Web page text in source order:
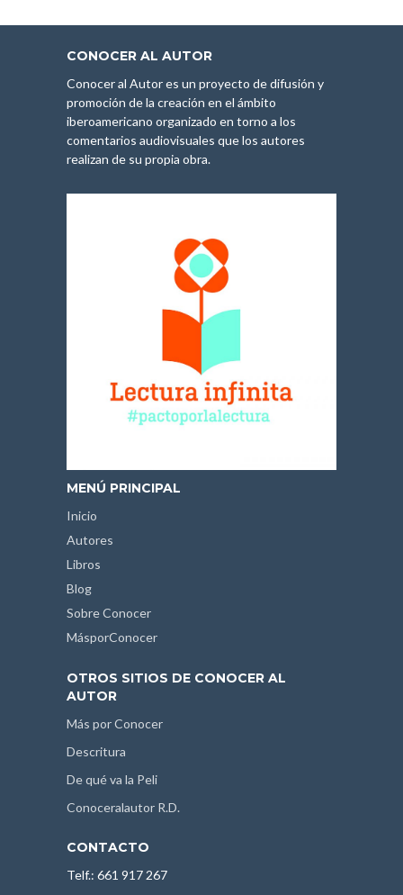
CONOCER AL AUTOR
Conocer al Autor es un proyecto de difusión y
promoción de la creación en el ámbito
iberoamericano organizado en torno a los
comentarios audiovisuales que los autores
realizan de su propia obra.
MENÚ PRINCIPAL
Inicio
Autores
Libros
Blog
Sobre Conocer
MásporConocer
OTROS SITIOS DE CONOCER AL
AUTOR
Más por Conocer
Descritura
De qué va la Peli
Conoceralautor R.D.
CONTACTO
Telf.: 661 917 267